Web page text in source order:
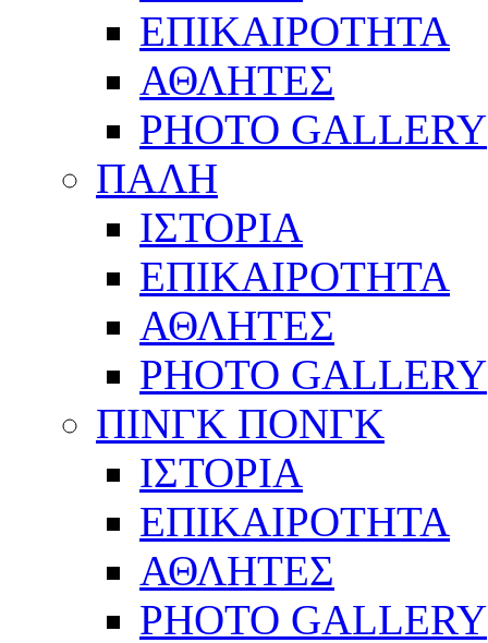
ΕΠΙΚΑΙΡΟΤΗΤΑ
ΑΘΛΗΤΕΣ
PHOTO GALLERY
ΠΑΛΗ
ΙΣΤΟΡΙΑ
ΕΠΙΚΑΙΡΟΤΗΤΑ
ΑΘΛΗΤΕΣ
PHOTO GALLERY
ΠΙΝΓΚ ΠΟΝΓΚ
ΙΣΤΟΡΙΑ
ΕΠΙΚΑΙΡΟΤΗΤΑ
ΑΘΛΗΤΕΣ
PHOTO GALLERY